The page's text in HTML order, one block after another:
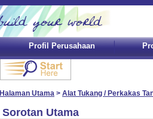
Profil Perusahaan
Halaman Utama > Alat Tukang / Perkakas
Sorotan Utama